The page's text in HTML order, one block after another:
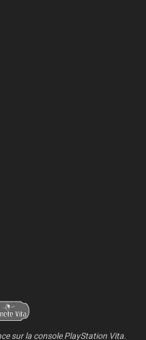
sur la console PlayStation Vita.